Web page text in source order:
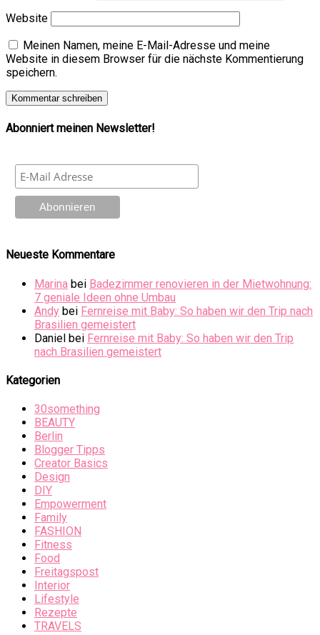
Website
Meinen Namen, meine E-Mail-Adresse und meine
Website in diesem Browser für die nächste Kommentierung
speichern.
Abonniert meinen Newsletter!
Neueste Kommentare
Marina bei Badezimmer renovieren in der Mietwohnung:
7 geniale Ideen ohne Umbau
Andy bei Fernreise mit Baby: So haben wir den Trip nach
Brasilien gemeistert
Daniel bei Fernreise mit Baby: So haben wir den Trip
nach Brasilien gemeistert
Kategorien
30something
BEAUTY
Berlin
Blogger Tipps
Creator Basics
Design
DIY
Empowerment
Family
FASHION
Fitness
Food
Freitagspost
Interior
Lifestyle
Rezepte
TRAVELS